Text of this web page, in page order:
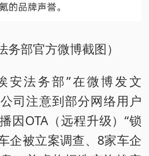
务部官方微博截图）
安法务部”在微博发文
司注意到部分网络用户
因OTA（远程升级）“锁
企被立案调查、8家车企